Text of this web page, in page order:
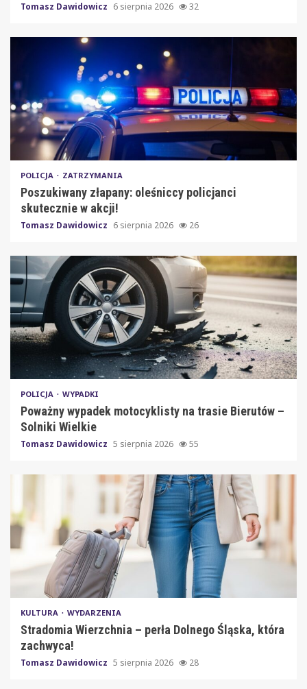
Tomasz Dawidowicz 6 sierpnia 2026 32
POLICJA ZATRZYMANIA
Poszukiwany złapany: oleśniccy policjanci
skutecznie w akcji!
Tomasz Dawidowicz 6 sierpnia 2026 26
POLICJA WYPADKI
Poważny wypadek motocyklisty na trasie Bierutów –
Solniki Wielkie
Tomasz Dawidowicz 5 sierpnia 2026 55
KULTURA WYDARZENIA
Stradomia Wierzchnia – perła Dolnego Śląska, która
zachwyca!
Tomasz Dawidowicz 5 sierpnia 2026 28